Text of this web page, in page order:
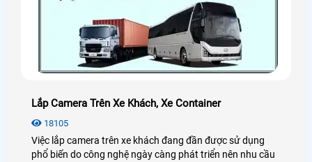
Lắp Camera Trên Xe Khách, Xe Container
18105
Việc lắp camera trên xe khách đang đần được sử dụng
phổ biến do công nghệ ngày càng phát triển nên nhu cầu